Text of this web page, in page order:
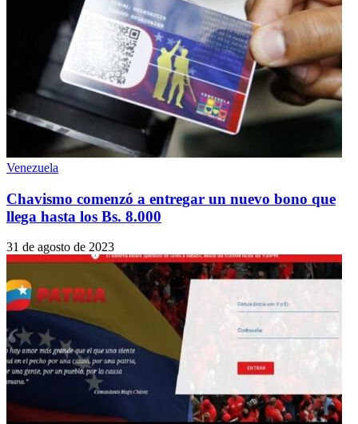
Venezuela
Chavismo comenzó a entregar un nuevo bono que
llega hasta los Bs. 8.000
31 de agosto de 2023